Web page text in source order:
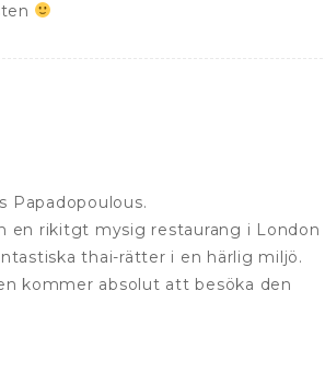
Papadopoulous.
en rikitgt mysig restaurang i London
thai-rätter i en härlig miljö.
kommer absolut att besöka den